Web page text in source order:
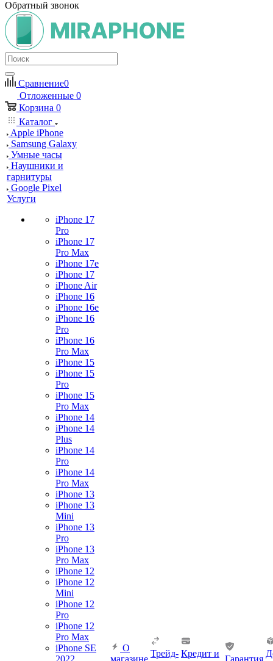
Обратный звонок
Сравнение0
Отложенные 0
Корзина 0
Каталог
Apple iPhone
Samsung Galaxy
Умные часы
Наушники и
гарнитуры
Google Pixel
Услуги
iPhone 17
Pro
iPhone 17
Pro Max
iPhone 17e
iPhone 17
iPhone Air
iPhone 16
iPhone 16e
iPhone 16
Pro
iPhone 16
Pro Max
iPhone 15
iPhone 15
Pro
iPhone 15
Pro Max
iPhone 14
iPhone 14
Plus
iPhone 14
Pro
iPhone 14
Pro Max
iPhone 13
iPhone 13
Mini
iPhone 13
Pro
iPhone 13
Pro Max
iPhone 12
iPhone 12
Mini
iPhone 12
Pro
iPhone 12
Pro Max
iPhone SE
2022
О
магазине
Трейд- Кредит и
Гарантия